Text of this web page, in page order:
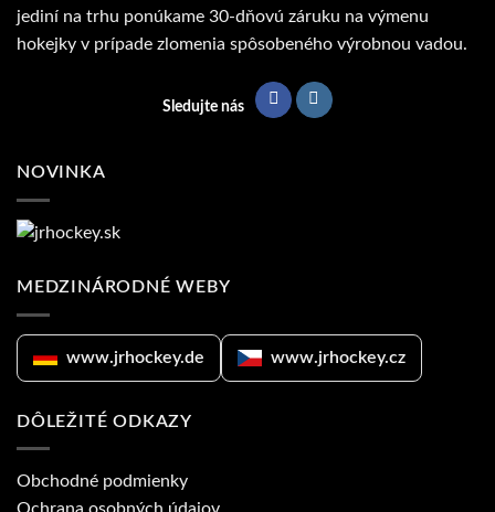
jediní na trhu ponúkame 30-dňovú záruku na výmenu
hokejky v prípade zlomenia spôsobeného výrobnou vadou.
Sledujte nás
NOVINKA
MEDZINÁRODNÉ WEBY
www.jrhockey.de www.jrhockey.cz
DÔLEŽITÉ ODKAZY
Obchodné podmienky